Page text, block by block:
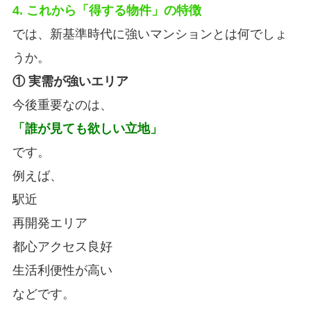
4. これから「得する物件」の特徴
では、新基準時代に強いマンションとは何でしょ
うか。
① 実需が強いエリア
今後重要なのは、
「誰が見ても欲しい立地」
です。
例えば、
駅近
再開発エリア
都心アクセス良好
生活利便性が高い
などです。